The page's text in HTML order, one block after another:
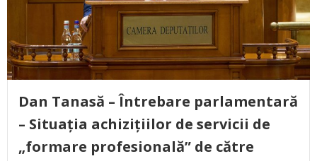
Dan Tanasă – Întrebare parlamentară
– Situația achizițiilor de servicii de
„formare profesională” de către